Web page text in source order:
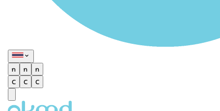
ก ก
ก
C
C C